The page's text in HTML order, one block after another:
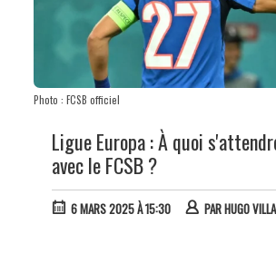
Photo : FCSB officiel
Ligue Europa : À quoi
avec le FCSB ?
6 MARS 2025 À 15:30 PARHUGO